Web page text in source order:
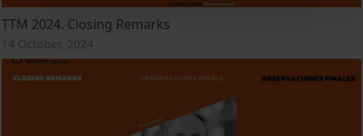
TTM 2024. Closing Remarks
14 October, 2024